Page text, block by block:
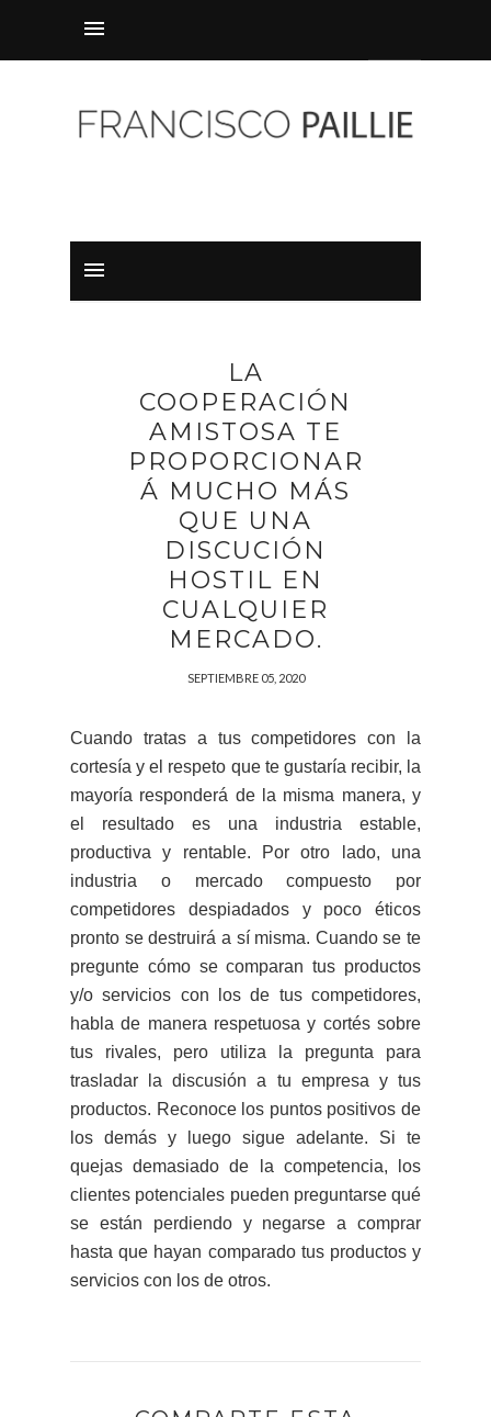
LA
COOPERACIÓN
AMISTOSA TE
PROPORCIONAR
Á MUCHO MÁS
QUE UNA
DISCUCIÓN
HOSTIL EN
CUALQUIER
MERCADO.
SEPTIEMBRE 05, 2020
Cuando tratas a tus competidores con la
cortesía y el respeto que te gustaría recibir, la
mayoría responderá de la misma manera, y
el resultado es una industria estable,
productiva y rentable. Por otro lado, una
industria o mercado compuesto por
competidores despiadados y poco éticos
pronto se destruirá a sí misma. Cuando se te
pregunte cómo se comparan tus productos
y/o servicios con los de tus competidores,
habla de manera respetuosa y cortés sobre
tus rivales, pero utiliza la pregunta para
trasladar la discusión a tu empresa y tus
productos. Reconoce los puntos positivos de
los demás y luego sigue adelante. Si te
quejas demasiado de la competencia, los
clientes potenciales pueden preguntarse qué
se están perdiendo y negarse a comprar
hasta que hayan comparado tus productos y
servicios con los de otros.